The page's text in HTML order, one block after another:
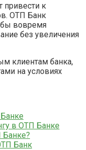
привести к
ОТП Банк
вовремя
без увеличения
клиентам банка,
на условиях
в ОТП Банке
Банке?
Банк